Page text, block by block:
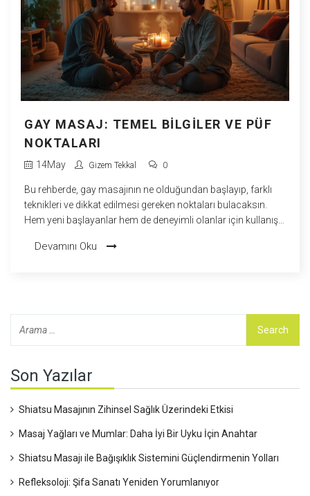
GAY MASAJ: TEMEL BILGILER VE PÜF
NOKTALARI
14May Gizem Tekkal 0
Bu rehberde, gay masajının ne olduğundan başlayıp, farklı
teknikleri ve dikkat edilmesi gereken noktaları bulacaksın.
Hem yeni başlayanlar hem de deneyimli olanlar için kullanışlı
iletişime kadar işin püf noktalarına değiniyor. Partnerinle
Devamını Oku
Son Yazılar
Shiatsu Masajının Zihinsel Sağlık Üzerindeki Etkisi
Masaj Yağları ve Mumlar: Daha İyi Bir Uyku İçin Anahtar
Shiatsu Masajı ile Bağışıklık Sistemini Güçlendirmenin Yolları
Refleksoloji: Şifa Sanatı Yeniden Yorumlanıyor